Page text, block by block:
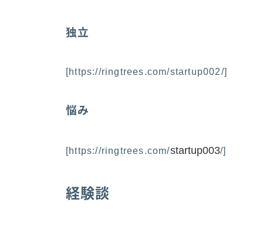
独立
[https://ringtrees.com/startup002/]
悩み
[https://ringtrees.com/startup003/]
経験談